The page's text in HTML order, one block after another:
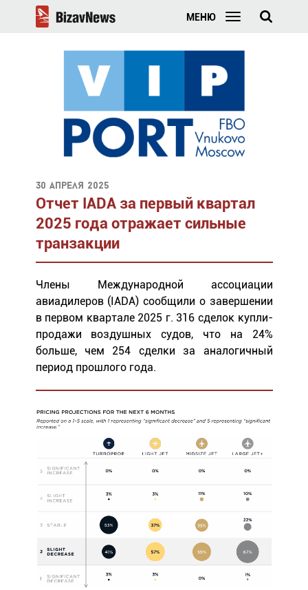
МЕНЮ
30 апреля 2025
Отчет IADA за первый квартал
2025 года отражает сильные
транзакции
Члены Международной ассоциации
авиадилеров (IADA) сообщили о завершении
в первом квартале 2025 г. 316 сделок купли-
продажи воздушных судов, что на 24%
больше, чем 254 сделки за аналогичный
период прошлого года.